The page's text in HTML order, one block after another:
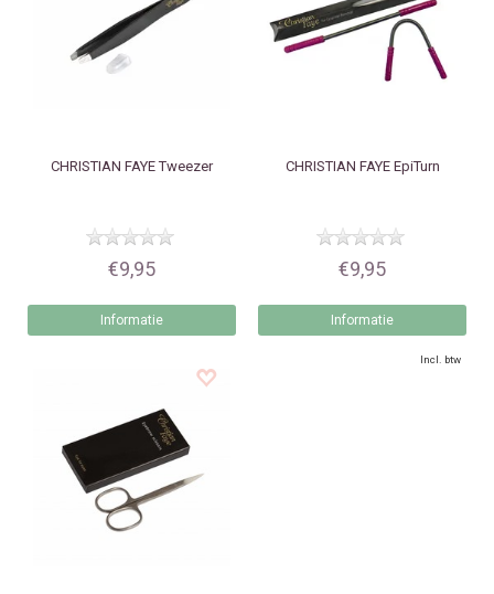
CHRISTIAN FAYETweezer
€9,95
Informatie
CHRISTIAN FAYEEpiTurn
€9,95
Informatie
Incl. btw